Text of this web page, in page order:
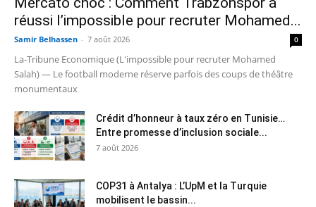
réussi l’impossible pour recruter Mohamed...
Samir Belhassen - 7 août 2026 0
La-Tribune Economique (L'impossible pour recruter Mohamed
Salah) — Le football moderne réserve parfois des coups de théâtre
monumentaux
Crédit d’honneur à taux zéro en Tunisie…
Entre promesse d’inclusion sociale...
7 août 2026
COP31 à Antalya : L’UpM et la Turquie
mobilisent le bassin...